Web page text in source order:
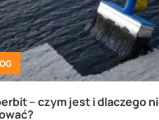
– czym jest i dlaczego